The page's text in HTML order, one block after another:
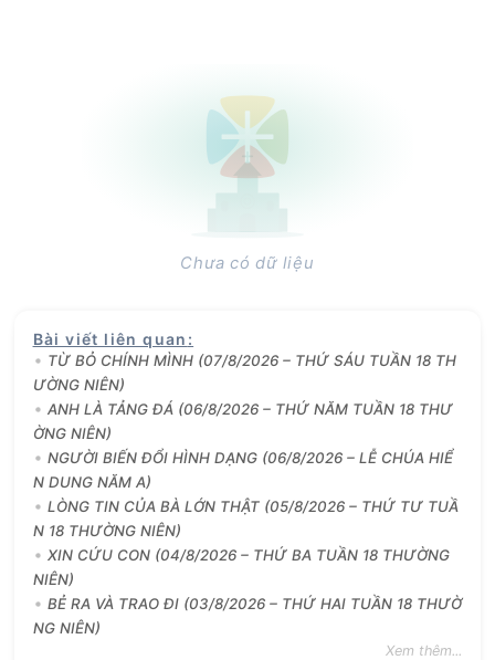
Chưa có dữ liệu
Bài viết liên quan :
TỪ BỎ CHÍNH MÌNH (07/8/2026 – THỨ SÁU TUẦN 18 TH
ƯỜNG NIÊN)
ANH LÀ TẢNG ĐÁ (06/8/2026 – THỨ NĂM TUẦN 18 THƯ
ỜNG NIÊN)
NGƯỜI BIẾN ĐỔI HÌNH DẠNG (06/8/2026 – LỄ CHÚA HIỂ
N DUNG NĂM A)
LÒNG TIN CỦA BÀ LỚN THẬT (05/8/2026 – THỨ TƯ TUẦ
N 18 THƯỜNG NIÊN)
XIN CỨU CON (04/8/2026 – THỨ BA TUẦN 18 THƯỜNG
NIÊN)
BẺ RA VÀ TRAO ĐI (03/8/2026 – THỨ HAI TUẦN 18 THƯỜ
NG NIÊN)
Xem thêm...